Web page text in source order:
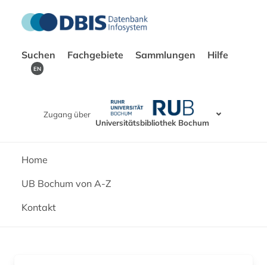
Suchen Fachgebiete Sammlungen Hilfe
EN
Zugang über
Universitätsbibliothek Bochum
Home
UB Bochum von A-Z
Kontakt